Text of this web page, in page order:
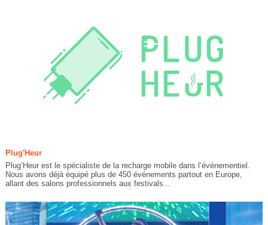
Plug'Heur
Plug’Heur est le spécialiste de la recharge mobile dans l’événementiel.
Nous avons déjà équipé plus de 450 événements partout en Europe,
allant des salons professionnels aux festivals...